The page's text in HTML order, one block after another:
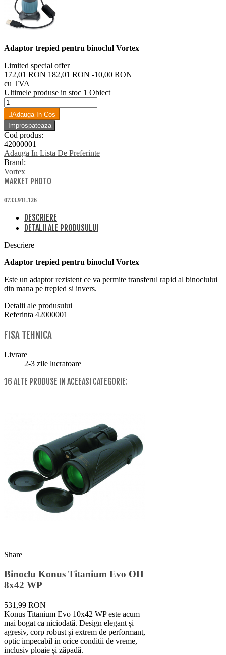
Adaptor trepied pentru binoclul Vortex
Limited special offer
172,01 RON 182,01 RON -10,00 RON
cu TVA
Ultimele produse in stoc 1 Obiect
Adauga In Cos
Cod produs:
42000001
Adauga In Lista De Preferinte
Brand:
Vortex
MARKET PHOTO
0733.911.126
DESCRIERE
DETALII ALE PRODUSULUI
Descriere
Adaptor trepied pentru binoclul Vortex
Este un adaptor rezistent ce va permite transferul rapid al binoclului
din mana pe trepied si invers.
Detalii ale produsului
Referinta 42000001
FISA TEHNICA
Livrare
2-3 zile lucratoare
16 ALTE PRODUSE IN ACEEASI CATEGORIE:
Share
Binoclu Konus Titanium Evo OH
8x42 WP
531,99 RON
Konus Titanium Evo 10x42 WP este acum
mai bogat ca niciodată. Design elegant și
agresiv, corp robust și extrem de performant,
optic impecabil in orice conditii de vreme,
inclusiv ploaie și zăpadă.